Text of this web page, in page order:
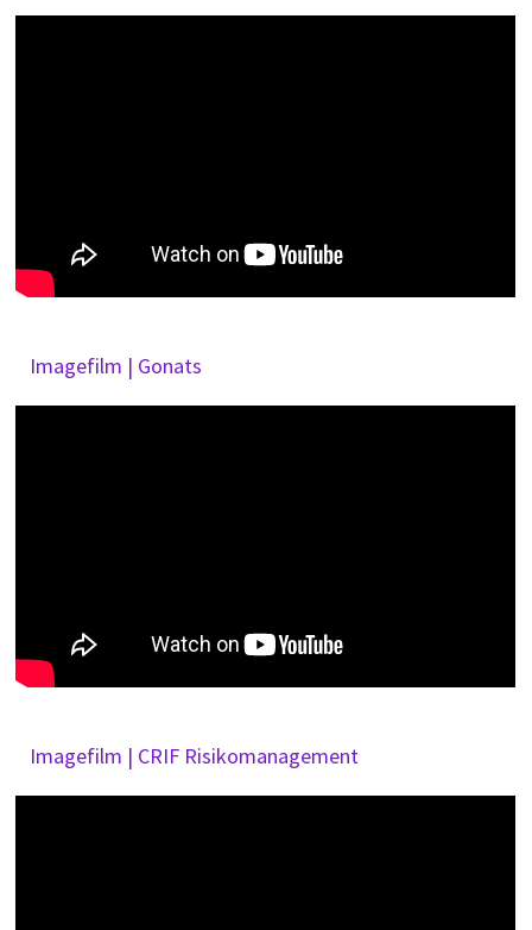
Imagefilm | Gonats
Imagefilm | CRIF Risikomanagement